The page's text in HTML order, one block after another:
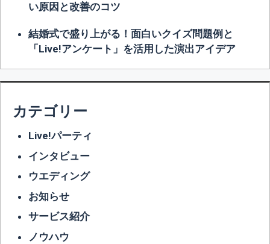
い原因と改善のコツ
結婚式で盛り上がる！面白いクイズ問題例と
「Live!アンケート」を活用した演出アイデア
カテゴリー
Live!パーティ
インタビュー
ウエディング
お知らせ
サービス紹介
ノウハウ